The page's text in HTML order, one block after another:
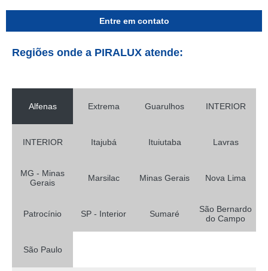
Entre em contato
Regiões onde a PIRALUX atende:
Alfenas Extrema Guarulhos INTERIOR
INTERIOR Itajubá Ituiutaba Lavras
MG - Minas
Gerais
Marsilac Minas Gerais Nova Lima
Patrocínio SP - Interior Sumaré
São Bernardo
do Campo
São Paulo